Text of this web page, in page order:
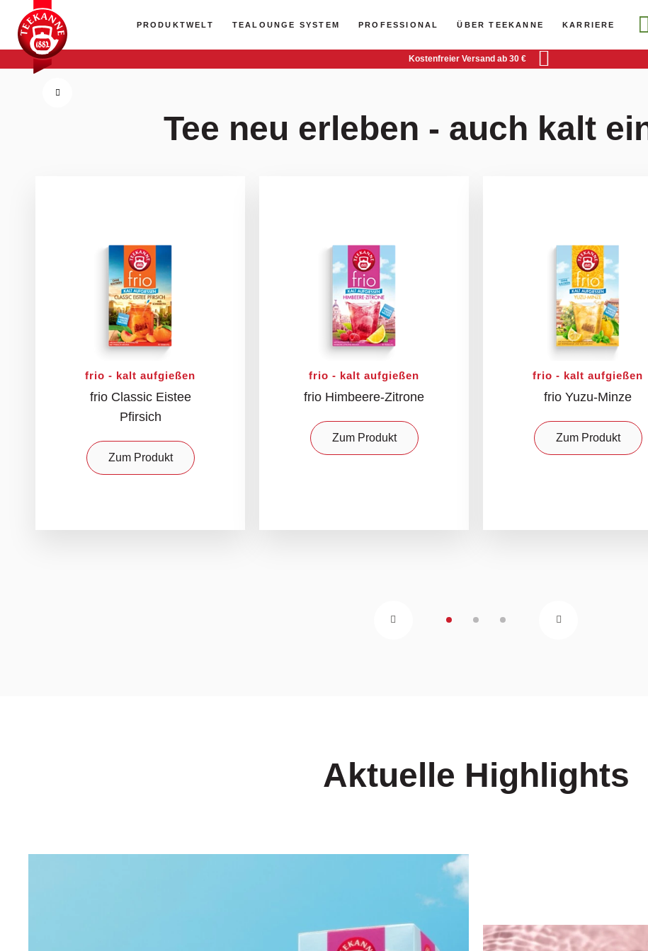
PRODUKTWELT TEALOUNGE SYSTEM PROFESSIONAL ÜBER TEEKANNE KARRIERE
Kostenfreier Versand ab 30 €
deinem Glas
Wasser
Tee neu erleben - auch kalt
frio - kalt aufgießen
frio Classic Eistee
Pfirsich
Zum Produkt
frio - kalt aufgießen
frio Himbeere-Zitrone
Zum Produkt
frio - kalt aufgießen
frio Yuzu-Minze
Zum Produkt
Aktuelle Highlights